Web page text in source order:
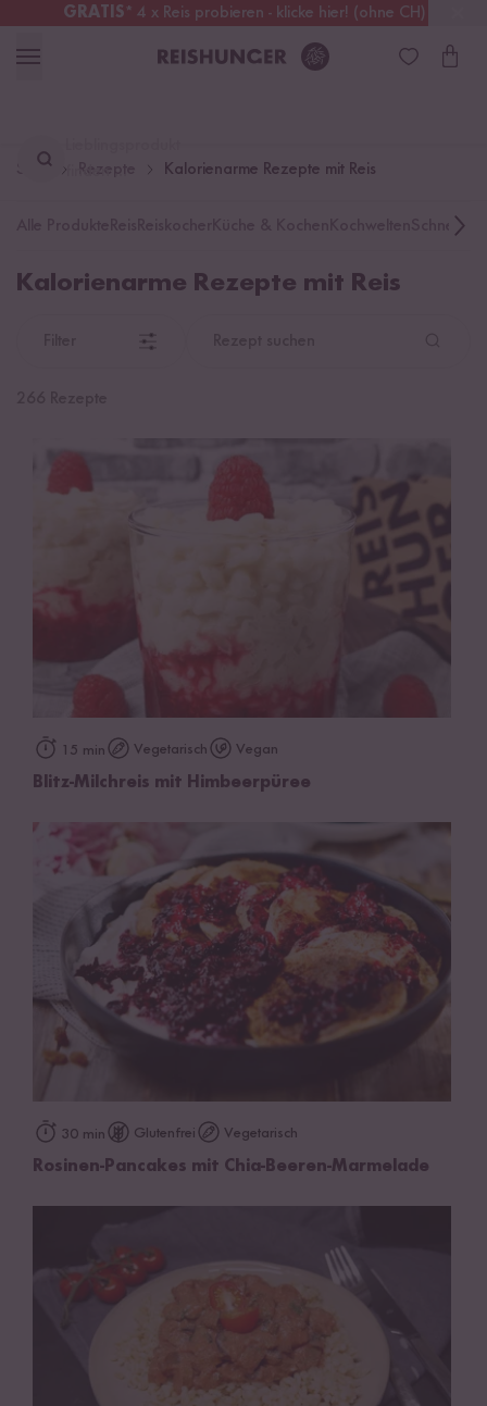
GRATIS* 4 x Reis probieren - klicke hier! (ohne CH)
Deutschland Kostenloser Versand
finden ...
Start Kalorienarme Rezepte mit Reis
Schnelle
Kalorienarme Rezepte mit Reis
15 min Vegetarisch Vegan
Blitz-Milchreis mit Himbeerpüree
30 min Glutenfrei Vegetarisch
Rosinen-Pancakes mit Chia-Beeren-Marmelade